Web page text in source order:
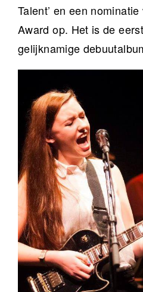
Talent’ en een
Award op. Het is de
gelijknamige